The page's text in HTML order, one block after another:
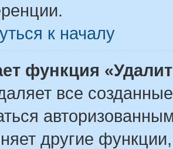
к началу
функция
все
другие